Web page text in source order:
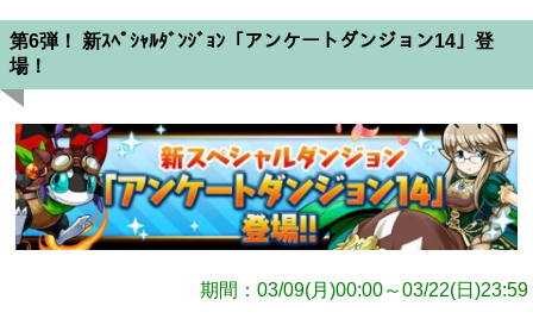
第6弾！ 新ｽﾍﾟｼｬﾙﾀﾞﾝｼﾞｮﾝ「アンケートダンジョン14」登
場！
期間：03/09(月)00:00～03/22(日)23:59